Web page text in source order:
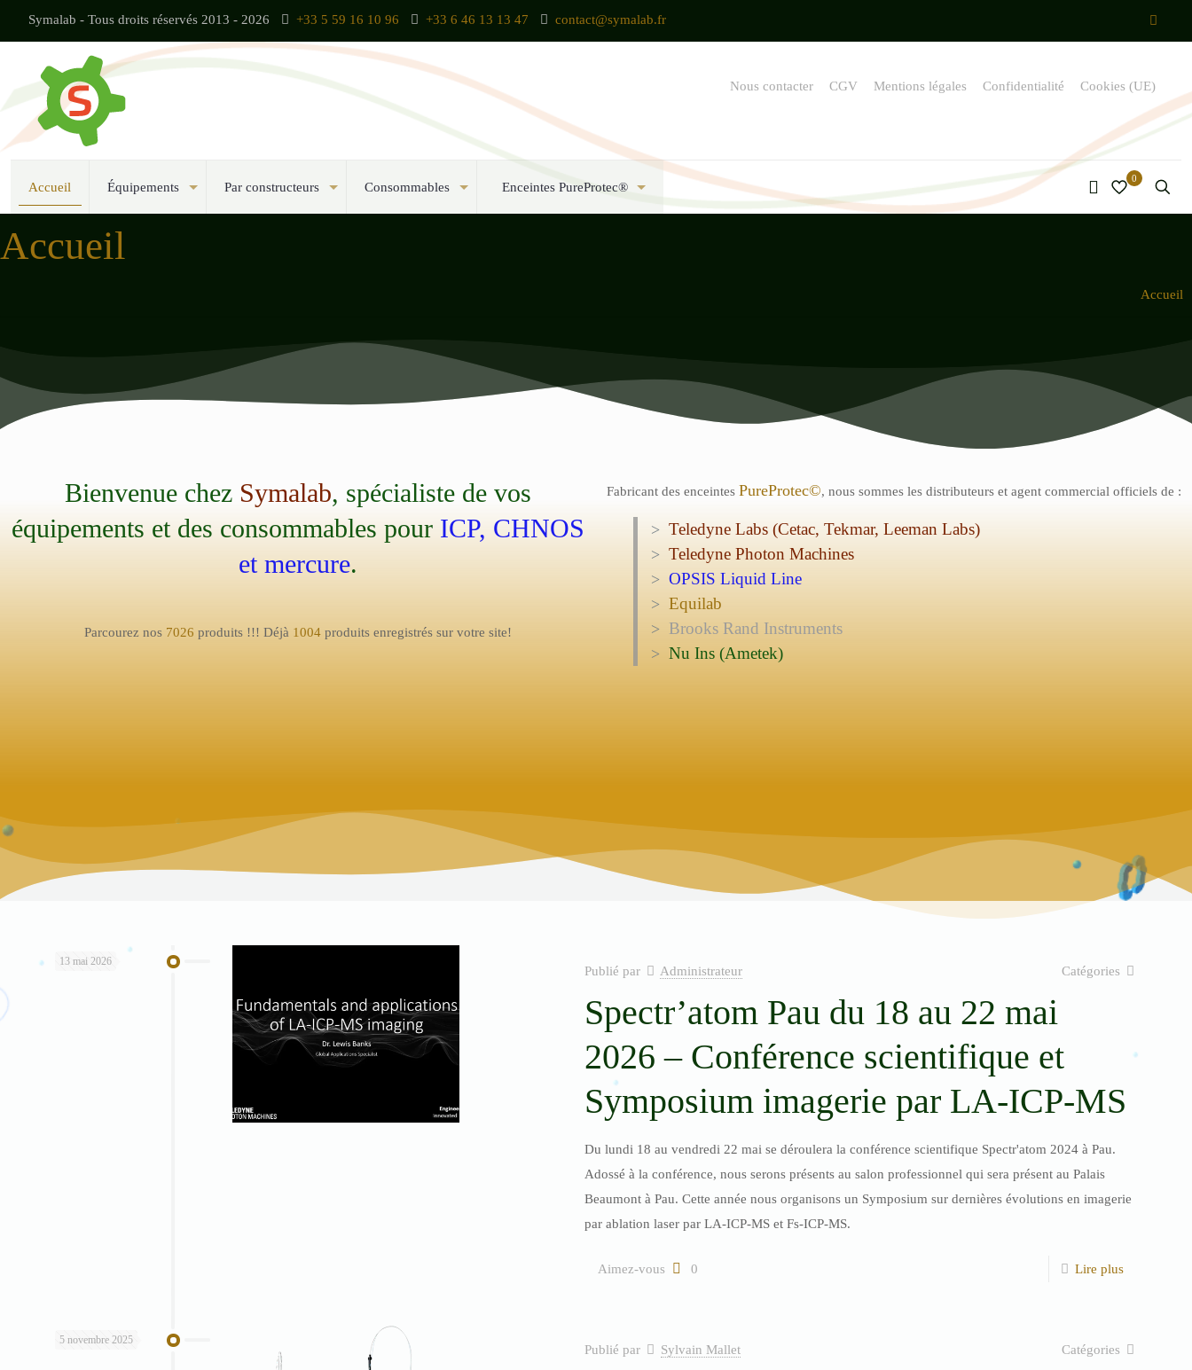
Symalab - Tous droits réservés 2013 - 2026 +33 5 59 16 10 96 +33 6 46 13 13 47 contact@symalab.fr
Accueil Équipements Par constructeurs Consommables Enceintes PureProtec®
Nous contacter CGV Mentions légales Confidentialité Cookies (UE)
0
Accueil
Accueil
Bienvenue chez Symalab, spécialiste de vos
équipements et des consommables pour ICP, CHNOS
et mercure.
Parcourez nos 7026 produits !!! Déjà 1004 produits enregistrés sur votre site!
Fabricant des enceintes PureProtec©, nous sommes les distributeurs et agent commercial officiels de :
Teledyne Labs (Cetac, Tekmar, Leeman Labs)
Teledyne Photon Machines
OPSIS Liquid Line
Equilab
Brooks Rand Instruments
Nu Ins (Ametek)
13 mai 2026
Publié par Administrateur Catégories
Spectr’atom Pau du 18 au 22 mai
2026 – Conférence scientifique et
Symposium imagerie par LA-ICP-MS
Du lundi 18 au vendredi 22 mai se déroulera la conférence scientifique Spectr'atom 2024 à Pau.
Adossé à la conférence, nous serons présents au salon professionnel qui sera présent au Palais
Beaumont à Pau. Cette année nous organisons un Symposium sur dernières évolutions en imagerie
par ablation laser par LA-ICP-MS et Fs-ICP-MS.
Aimez-vous 0 Lire plus
5 novembre 2025
Publié par Sylvain Mallet Catégories